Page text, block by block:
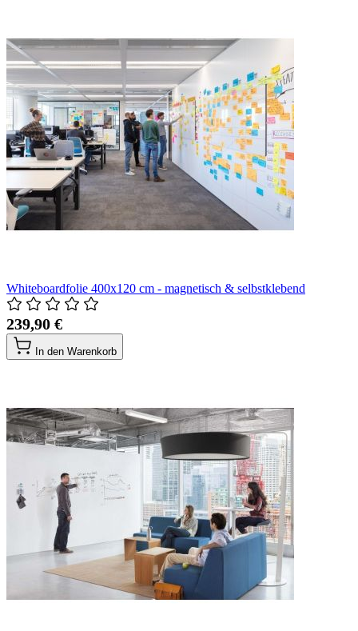
Whiteboardfolie 400x120 cm - magnetisch & selbstklebend
239,90 €
In den Warenkorb